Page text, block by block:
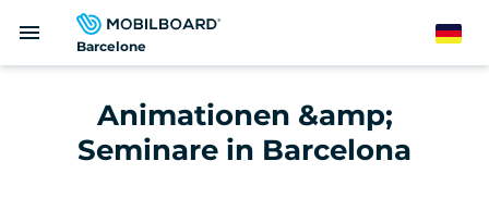
zum
Barcelone
menu German
Animationen &amp;
Seminare in Barcelona